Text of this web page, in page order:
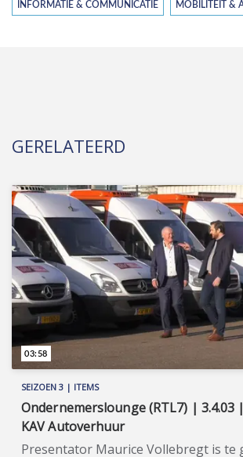
INFORMATIE & COMMUNICATIE MOBILITEIT &
GERELATEERD
SEIZOEN 3 | ITEMS
Ondernemerslounge (RTL7) | 3.4.03
KAV Autoverhuur
Presentator Maurice Vollebregt is te
03:58